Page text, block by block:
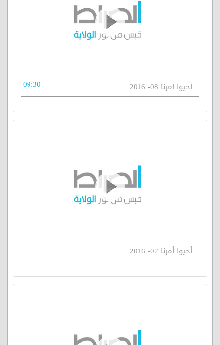
أحيوا أمرنا 08- 2016 09:30
أحيوا أمرنا 07- 2016